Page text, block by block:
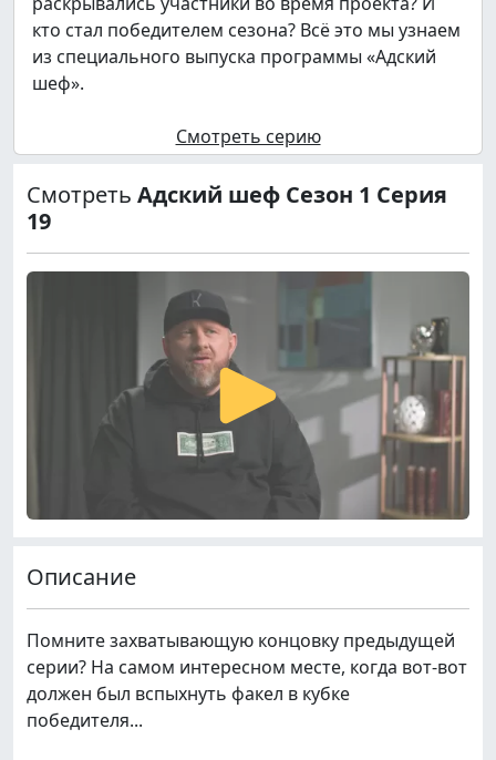
кто стал победителем сезона? Всё это мы узнаем
из специального выпуска программы «Адский
шеф».
Смотреть серию
Смотреть Адский шеф Сезон 1 Серия
19
Описание
Помните захватывающую концовку предыдущей
серии? На самом интересном месте, когда вот-вот
должен был вспыхнуть факел в кубке
победителя...